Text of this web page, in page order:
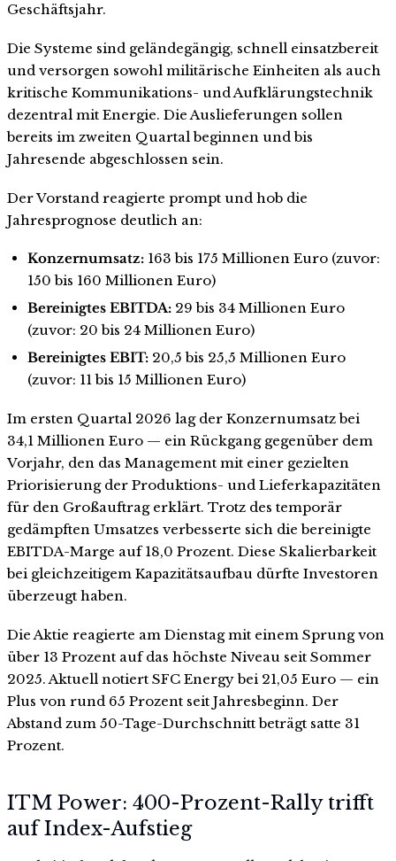
Geschäftsjahr.
Die Systeme sind geländegängig, schnell einsatzbereit
und versorgen sowohl militärische Einheiten als auch
kritische Kommunikations- und Aufklärungstechnik
dezentral mit Energie. Die Auslieferungen sollen
bereits im zweiten Quartal beginnen und bis
Jahresende abgeschlossen sein.
Der Vorstand reagierte prompt und hob die
Jahresprognose deutlich an:
Konzernumsatz:163 bis 175 Millionen Euro (zuvor:
150 bis 160 Millionen Euro)
Bereinigtes EBITDA:29 bis 34 Millionen Euro
(zuvor: 20 bis 24 Millionen Euro)
Bereinigtes EBIT:20,5 bis 25,5 Millionen Euro
(zuvor: 11 bis 15 Millionen Euro)
Im ersten Quartal 2026 lag der Konzernumsatz bei
34,1 Millionen Euro — ein Rückgang gegenüber dem
Vorjahr, den das Management mit einer gezielten
Priorisierung der Produktions- und Lieferkapazitäten
für den Großauftrag erklärt. Trotz des temporär
gedämpften Umsatzes verbesserte sich die bereinigte
EBITDA-Marge auf 18,0 Prozent. Diese Skalierbarkeit
bei gleichzeitigem Kapazitätsaufbau dürfte Investoren
überzeugt haben.
Die Aktie reagierte am Dienstag mit einem Sprung von
über 13 Prozent auf das höchste Niveau seit Sommer
2025. Aktuell notiert SFC Energy bei 21,05 Euro — ein
Plus von rund 65 Prozent seit Jahresbeginn. Der
Abstand zum 50-Tage-Durchschnitt beträgt satte 31
Prozent.
ITM Power: 400-Prozent-Rally trifft
auf Index-Aufstieg